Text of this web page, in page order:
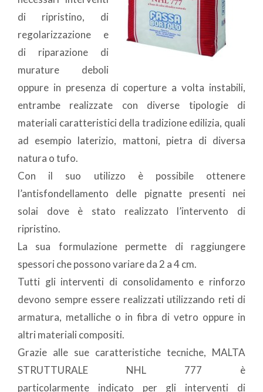
di ripristino, di
regolarizzazione e
di riparazione di
murature deboli
oppure in presenza di coperture a volta instabili,
entrambe realizzate con diverse tipologie di
materiali caratteristici della tradizione edilizia, quali
ad esempio laterizio, mattoni, pietra di diversa
natura o tufo.
Con il suo utilizzo è possibile ottenere
l’antisfondellamento delle pignatte presenti nei
solai dove è stato realizzato l’intervento di
ripristino.
La sua formulazione permette di raggiungere
spessori che possono variare da 2 a 4 cm.
Tutti gli interventi di consolidamento e rinforzo
devono sempre essere realizzati utilizzando reti di
armatura, metalliche o in fibra di vetro oppure in
altri materiali compositi.
Grazie alle sue caratteristiche tecniche, MALTA
STRUTTURALE NHL 777 è
particolarmente indicato per gli interventi di